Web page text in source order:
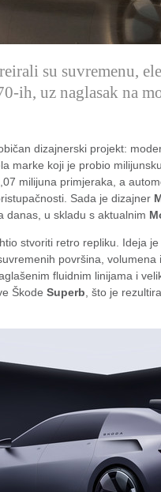
su suvremenu,
ih, uz naglasak na
dizajnerski projekt:
marke koji je probio
milijuna primjeraka, a
Sada je dizajner
danas, u skladu s aktualnim
stvoriti retro repliku. Ideja
površina,
fluidnim linijama i
Škode Superb , što je